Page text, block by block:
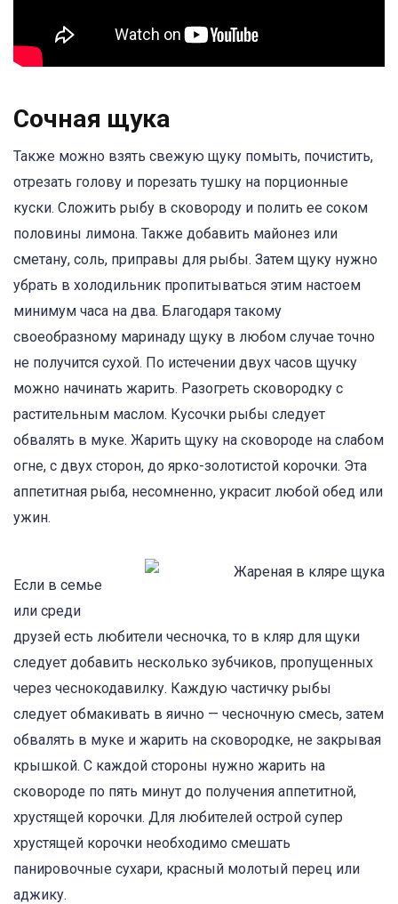
Сочная щука
Также можно взять свежую щуку помыть, почистить,
отрезать голову и порезать тушку на порционные
куски. Сложить рыбу в сковороду и полить ее соком
половины лимона. Также добавить майонез или
сметану, соль, приправы для рыбы. Затем щуку нужно
убрать в холодильник пропитываться этим настоем
минимум часа на два. Благодаря такому
своеобразному маринаду щуку в любом случае точно
не получится сухой. По истечении двух часов щучку
можно начинать жарить. Разогреть сковородку с
растительным маслом. Кусочки рыбы следует
обвалять в муке. Жарить щуку на сковороде на слабом
огне, с двух сторон, до ярко-золотистой корочки. Эта
аппетитная рыба, несомненно, украсит любой обед или
ужин.
Если в семье
или среди
друзей есть любители чесночка, то в кляр для щуки
следует добавить несколько зубчиков, пропущенных
через чеснокодавилку. Каждую частичку рыбы
следует обмакивать в яично — чесночную смесь, затем
обвалять в муке и жарить на сковородке, не закрывая
крышкой. С каждой стороны нужно жарить на
сковороде по пять минут до получения аппетитной,
хрустящей корочки. Для любителей острой супер
хрустящей корочки необходимо смешать
панировочные сухари, красный молотый перец или
аджику.